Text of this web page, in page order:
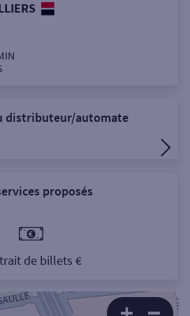
de moi
distributeur/automate
proposés
de billets €